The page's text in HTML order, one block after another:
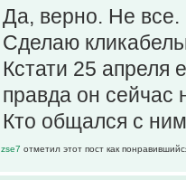
Да, верно. Не все.
Сделаю
Кстати 25
правда он сейчас
Кто общался с
zse7 отметил этот пост как